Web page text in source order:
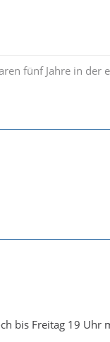
fünf Jahre in der
bis Freitag 19 Uhr